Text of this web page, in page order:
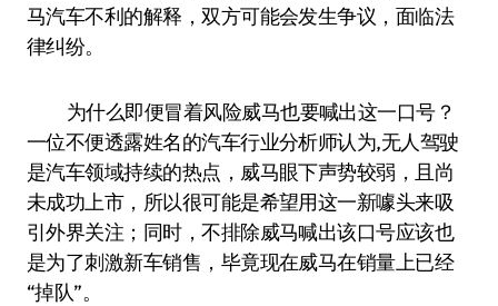
马汽车不利的解释，双方可能会发生争议，面临法
律纠纷。
为什么即便冒着风险威马也要喊出这一口号？
一位不便透露姓名的汽车行业分析师认为,无人驾驶
是汽车领域持续的热点，威马眼下声势较弱，且尚
未成功上市，所以很可能是希望用这一新噱头来吸
引外界关注；同时，不排除威马喊出该口号应该也
是为了刺激新车销售，毕竟现在威马在销量上已经
“掉队”。